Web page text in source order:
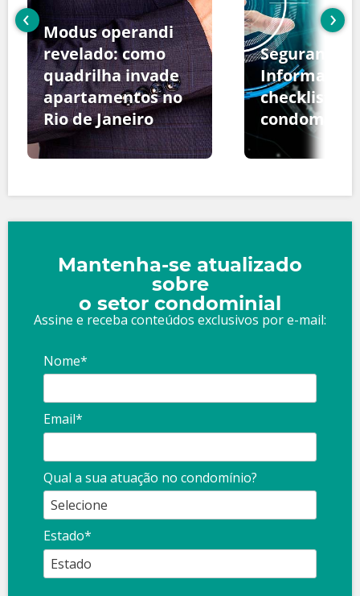
Modus operandi
revelado: como
quadrilha invade
apartamentos no
Rio de Janeiro
Segurança
Informação:
checklist
‹ ›
Mantenha-se atualizado
sobre
o setor condominial
Assine e receba conteúdos exclusivos por e-mail:
Nome*
Email*
Qual a sua atuação no condomínio?
Estado*